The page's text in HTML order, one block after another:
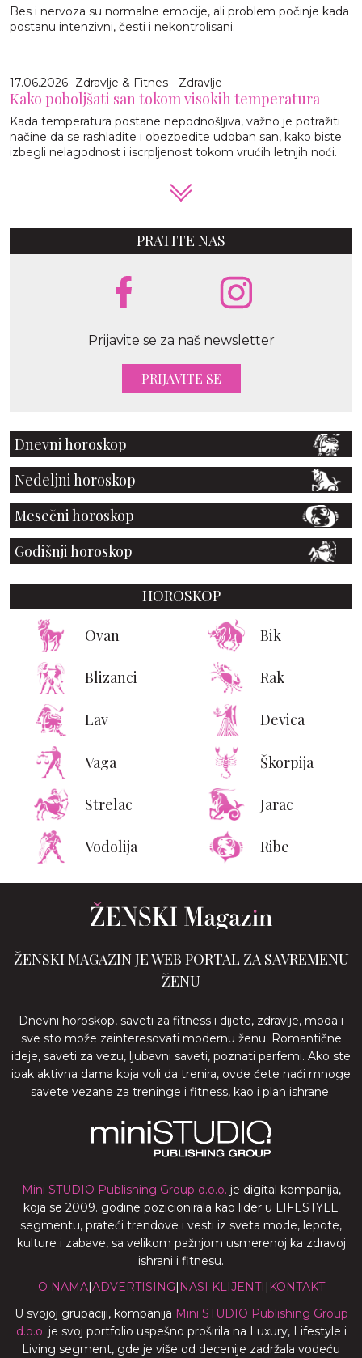
Bes i nervoza su normalne emocije, ali problem počinje kada
postanu intenzivni, česti i nekontrolisani.
17.06.2026 Zdravlje & Fitnes - Zdravlje
Kako poboljšati san tokom visokih temperatura
Kada temperatura postane nepodnošljiva, važno je potražiti
načine da se rashladite i obezbedite udoban san, kako biste
izbegli nelagodnost i iscrpljenost tokom vrućih letnjih noći.
PRATITE NAS
Prijavite se za naš newsletter
PRIJAVITE SE
Dnevni horoskop
Nedeljni horoskop
Mesečni horoskop
Godišnji horoskop
HOROSKOP
Ovan Bik
Blizanci Rak
Lav Devica
Vaga Škorpija
Strelac Jarac
Vodolija Ribe
ŽENSKI MAGAZIN JE WEB PORTAL ZA SAVREMENU
ŽENU
Dnevni horoskop, saveti za fitness i dijete, zdravlje, moda i
sve sto može zainteresovati modernu ženu. Romantične
ideje, saveti za vezu, ljubavni saveti, poznati parfemi. Ako ste
ipak aktivna dama koja voli da trenira, ovde ćete naći mnoge
savete vezane za treninge i fitness, kao i plan ishrane.
Mini STUDIO Publishing Group d.o.o. je digital kompanija,
koja se 2009. godine pozicionirala kao lider u LIFESTYLE
segmentu, prateći trendove i vesti iz sveta mode, lepote,
kulture i zabave, sa velikom pažnjom usmerenoj ka zdravoj
ishrani i fitnesu.
O NAMA| ADVERTISING NASI KLIJENTI
KONTAKT
U svojoj grupaciji, kompanija Mini STUDIO Publishing Group
d.o.o. je svoj portfolio uspešno proširila na Luxury, Lifestyle i
Living segment, gde je više od decenije zadržala vodeću